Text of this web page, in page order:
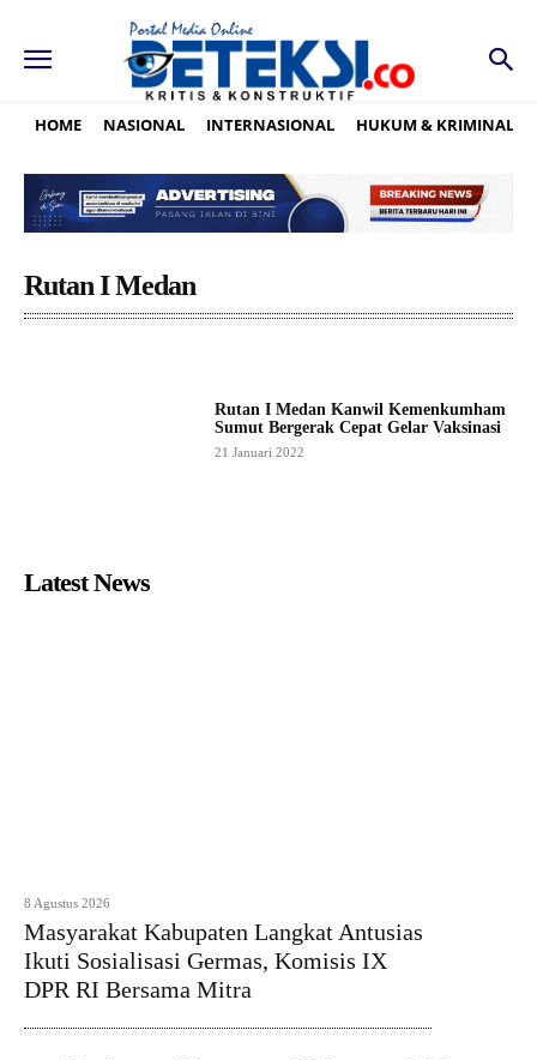
HOME NASIONAL INTERNASIONAL HUKUM & KRIMINAL
Rutan I Medan
Rutan I Medan Kanwil Kemenkumham
Sumut Bergerak Cepat Gelar Vaksinasi
21 Januari 2022
Latest News
8 Agustus 2026
Masyarakat Kabupaten Langkat Antusias
Ikuti Sosialisasi Germas, Komisis IX
DPR RI Bersama Mitra